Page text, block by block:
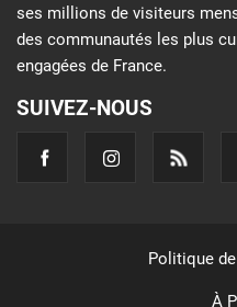
ses millions de visiteurs
des communautés les plus
engagées de France.
SUIVEZ-NOUS
Politique
À